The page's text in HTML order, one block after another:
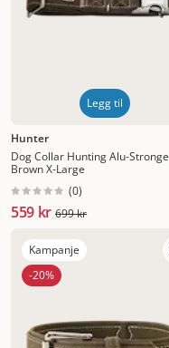
Legg til
Hunter
Dog Collar Hunting Alu-Stronge
Brown X-Large
(0)
559 kr 699 kr
Kampanje
-20%